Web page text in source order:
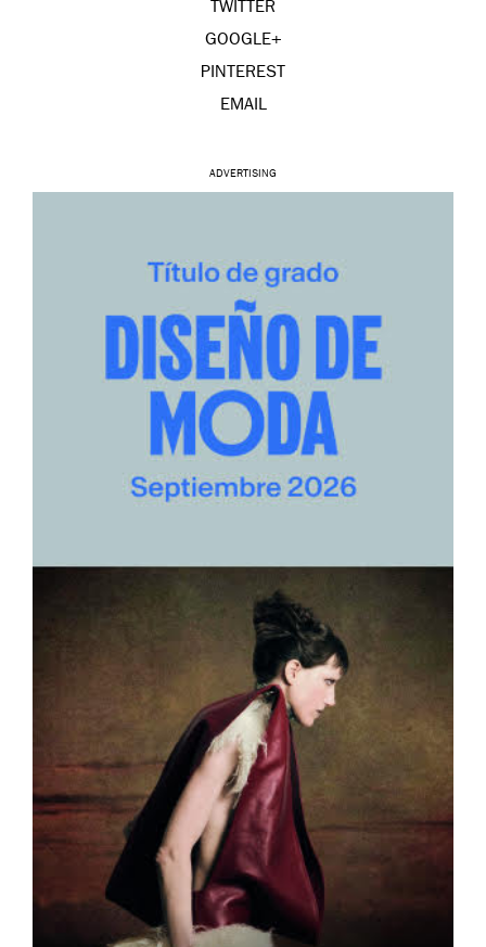
TWITTER
GOOGLE+
PINTEREST
EMAIL
ADVERTISING